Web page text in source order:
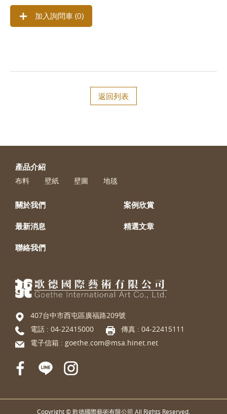
加入詢問車 (0)
返回列表
產品介紹
布料 壁紙 壁圖 地毯
關於我們 案例欣賞
最新消息 精選文章
聯絡我們
407台中市西屯區廣福路209號
電話 : 04-22415000
傳真 : 04-22415111
電子信箱 : goethe.com@msa.hinet.net
Copyright © 歌德國際藝術有限公司 All Rights Reserved.